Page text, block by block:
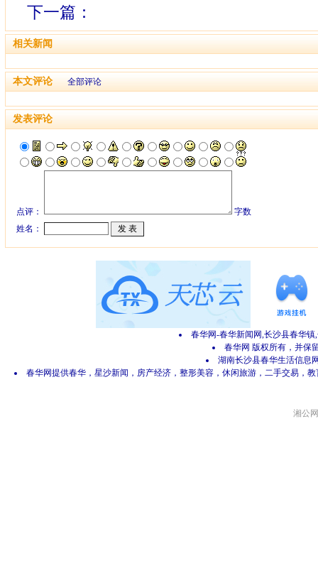
下一篇：
相关新闻
本文评论 全部评论
发表评论
点评：
字数
姓名：
春华网-春华新闻网,长沙县春华
春华网 版权所有，并保
湖南长沙县春华生活信息
春华网提供春华，星沙新闻，房产经济，整形美容，休闲旅游，二手交易，
湘公